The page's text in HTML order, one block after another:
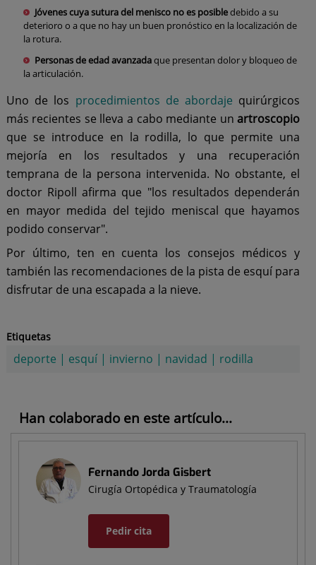
Jóvenes cuya sutura del menisco no es posibledebido a su
deterioro o a que no hay un buen pronóstico en la localización de
la rotura.
Personas de edad avanzadaque presentan dolor y bloqueo de
la articulación.
Uno de los procedimientos de abordaje quirúrgicos
más recientes se lleva a cabo mediante unartroscopio
que se introduce en la rodilla, lo que permite una
mejoría en los resultados y una recuperación
temprana de la persona intervenida. No obstante, el
doctor Ripoll afirma que "los resultados dependerán
en mayor medida del tejido meniscal que hayamos
podido conservar".
Por último, ten en cuenta los consejos médicos y
también las recomendaciones de la pista de esquí para
disfrutar de una escapada a la nieve.
Etiquetas
deporte | esquí| invierno | navidad | rodilla
Han colaborado en este artículo...
Fernando Jorda Gisbert
Cirugía Ortopédica y Traumatología
Pedir cita